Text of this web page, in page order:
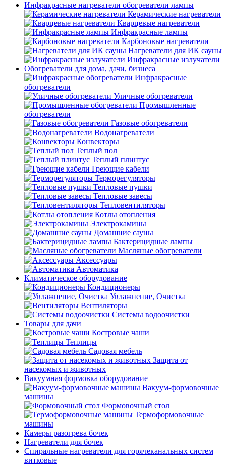
Инфракрасные нагреватели обогреватели лампы
Керамические нагреватели
Кварцевые нагреватели
Инфракрасные лампы
Карбоновые нагреватели
Нагреватели для ИК сауны
Инфракрасные излучатели
Обогреватели для дома, дачи, бизнеса
Инфракрасные
обогреватели
Уличные обогреватели
Промышленные
обогреватели
Газовые обогреватели
Водонагреватели
Конвекторы
Теплый пол
Теплый плинтус
Греющие кабели
Терморегуляторы
Тепловые пушки
Тепловые завесы
Тепловентиляторы
Котлы отопления
Электрокамины
Домашние сауны
Бактерицидные лампы
Масляные обогреватели
Аксессуары
Автоматика
Климатическое оборудование
Кондиционеры
Увлажнение, Очистка
Вентиляторы
Системы водоочистки
Товары для дачи
Костровые чаши
Теплицы
Садовая мебель
Защита от
насекомых и животных
Вакуумная формовка оборудование
Вакуум-формовочные
машины
Формовочный стол
Термоформовочные
машины
Камеры разогрева бочек
Нагреватели для бочек
Спиральные нагреватели для горячеканальных систем
витковые